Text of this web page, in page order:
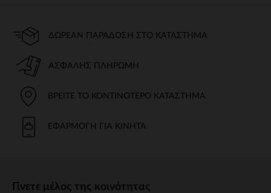
ΔΩΡΕΆΝ ΠΑΡΆΔΟΣΗ ΣΤΟ ΚΑΤΆΣΤΗΜΑ
ΑΣΦΑΛΉΣ ΠΛΗΡΩΜΉ
ΒΡΕΊΤΕ ΤΟ ΚΟΝΤΙΝΌΤΕΡΟ ΚΑΤΆΣΤΗΜΑ
ΕΦΑΡΜΟΓΉ ΓΙΑ ΚΙΝΗΤΆ
Γίνετε μέλος της κοινότητας